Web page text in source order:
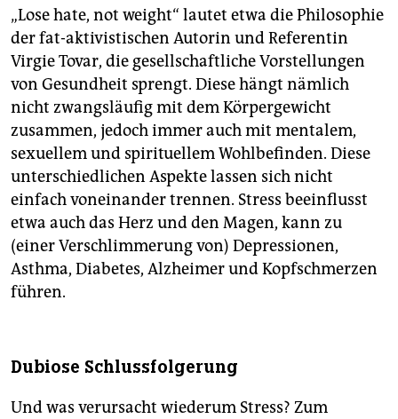
„Lose hate, not weight“ lautet etwa die Philosophie
der fat-aktivistischen Autorin und Referentin
Virgie Tovar, die gesellschaftliche Vorstellungen
von Gesundheit sprengt. Diese hängt nämlich
nicht zwangsläufig mit dem Körpergewicht
zusammen, jedoch immer auch mit mentalem,
sexuellem und spirituellem Wohlbefinden. Diese
unterschiedlichen Aspekte lassen sich nicht
einfach voneinander trennen. Stress beeinflusst
etwa auch das Herz und den Magen, kann zu
(einer Verschlimmerung von) Depressionen,
Asthma, Diabetes, Alzheimer und Kopfschmerzen
führen.
Dubiose Schlussfolgerung
Und was verursacht wiederum Stress? Zum